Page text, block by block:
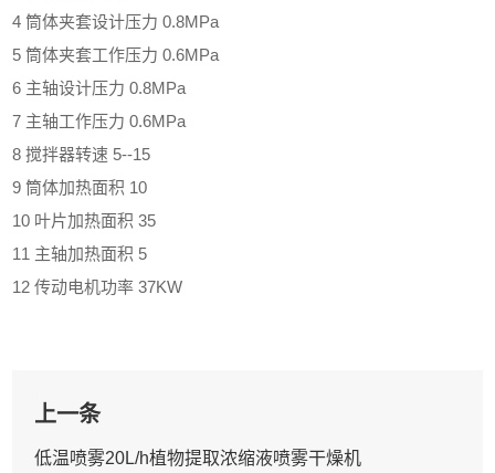
4 筒体夹套设计压力 0.8MPa
5 筒体夹套工作压力 0.6MPa
6 主轴设计压力 0.8MPa
7 主轴工作压力 0.6MPa
8 搅拌器转速 5--15
9 筒体加热面积 10
10 叶片加热面积 35
11 主轴加热面积 5
12 传动电机功率 37KW
上一条
低温喷雾20L/h植物提取浓缩液喷雾干燥机